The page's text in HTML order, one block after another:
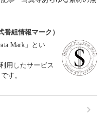
組情報マーク）
Mark」とい
用したサービス
す。